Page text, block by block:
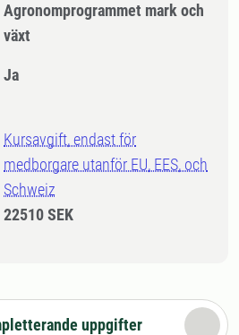
Agronomprogrammet mark och
växt
Ja
Kursavgift, endast för
medborgare utanför EU, EES, och
Schweiz
22510 SEK
uppgifter